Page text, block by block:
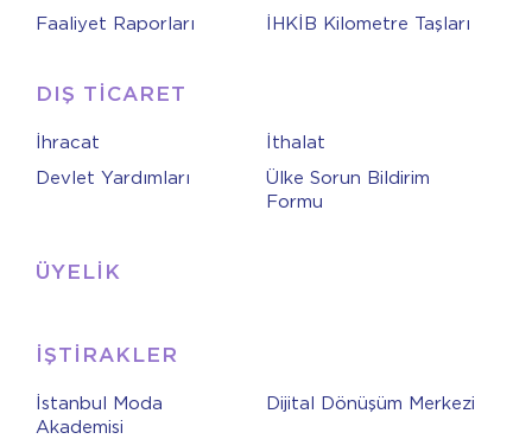
Faaliyet Raporları
İHKİB Kilometre Taşları
DIŞ TİCARET
İhracat
İthalat
Devlet Yardımları
Ülke Sorun Bildirim
Formu
ÜYELİK
İŞTİRAKLER
İstanbul Moda
Akademisi
Dijital Dönüşüm Merkezi